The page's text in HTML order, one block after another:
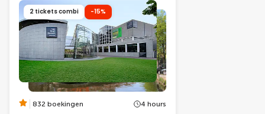
2 tickets combi -15%
832 boekingen 4 hours